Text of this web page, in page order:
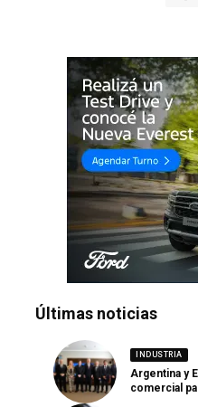
Últimas noticias
INDUSTRIA
Argentina y
comercial